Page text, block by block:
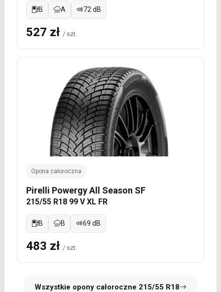
B A 72 dB
527 zł / szt.
Opona całoroczna
Pirelli Powergy All Season SF
215/55 R18 99 V XL FR
B B 69 dB
483 zł / szt.
Wszystkie opony całoroczne 215/55 R18